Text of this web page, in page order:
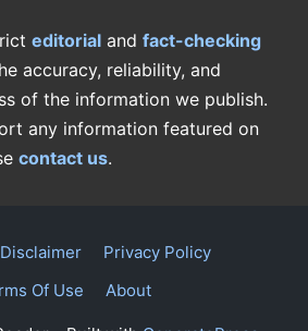
editorial and fact-checking
accuracy, reliability, and
of the information we publish.
any information featured on
contact us.
Disclaimer
Privacy Policy
Of Use
About